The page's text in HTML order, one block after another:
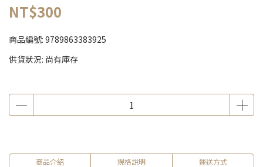
NT$300
商品編號: 9789863383925
供貨狀況: 尚有庫存
商品介紹 規格說明 運送方式